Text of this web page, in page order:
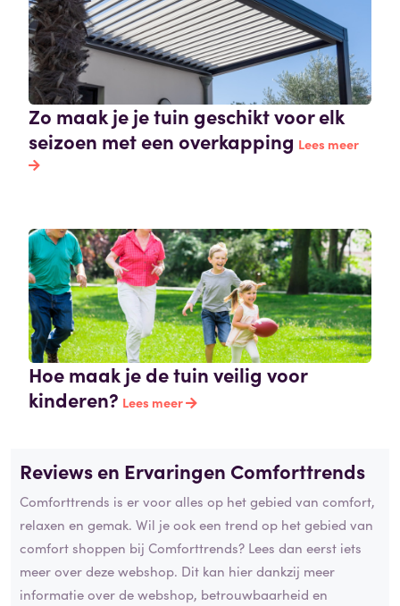
Zo maak je je tuin geschikt voor elk
seizoen met een overkapping Lees meer
Hoe maak je de tuin veilig voor
kinderen? Lees meer
Reviews en Ervaringen Comforttrends
Comforttrends is er voor alles op het gebied van comfort,
relaxen en gemak. Wil je ook een trend op het gebied van
comfort shoppen bij Comforttrends? Lees dan eerst iets
meer over deze webshop. Dit kan hier dankzij meer
informatie over de webshop, betrouwbaarheid en